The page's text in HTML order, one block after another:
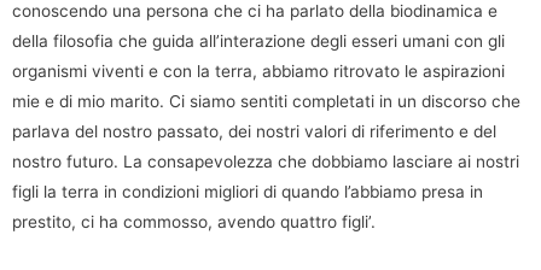
conoscendo una persona che ci ha parlato della biodinamica e
della filosofia che guida all’interazione degli esseri umani con gli
organismi viventi e con la terra, abbiamo ritrovato le aspirazioni
mie e di mio marito. Ci siamo sentiti completati in un discorso che
parlava del nostro passato, dei nostri valori di riferimento e del
nostro futuro. La consapevolezza che dobbiamo lasciare ai nostri
figli la terra in condizioni migliori di quando l’abbiamo presa in
prestito, ci ha commosso, avendo quattro figli’.